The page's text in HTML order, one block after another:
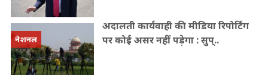
नेशनल
अदालती कार्यवाही की मीडिया रिपोर्टिंग
पर कोई असर नहीं पड़ेगा : सुप्..